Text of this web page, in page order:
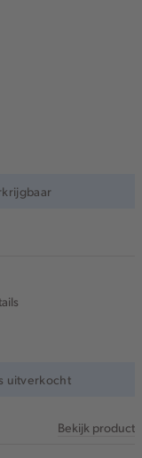
uitverkocht
Bekijk product